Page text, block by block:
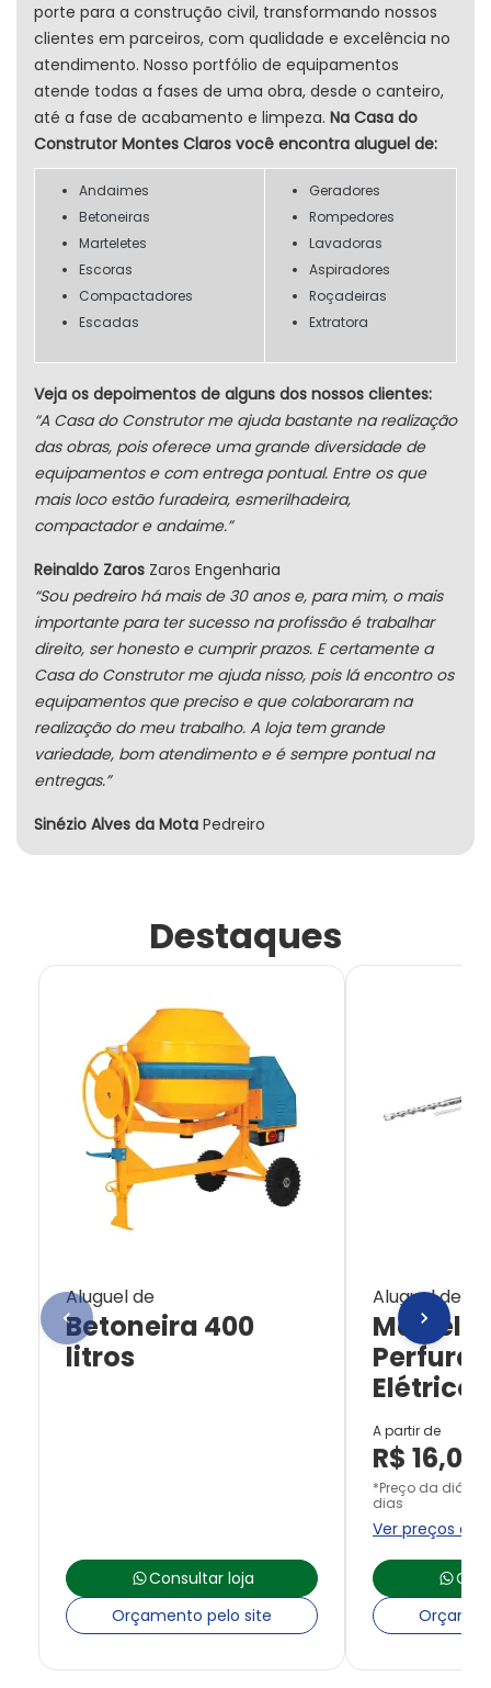
porte para a construção civil, transformando nossos
clientes em parceiros, com qualidade e excelência no
atendimento. Nosso portfólio de equipamentos
atende todas a fases de uma obra, desde o canteiro,
até a fase de acabamento e limpeza. Na Casa do
Construtor Montes Claros você encontra aluguel de:
Andaimes
Betoneiras
Marteletes
Escoras
Compactadores
Escadas
Geradores
Rompedores
Lavadoras
Aspiradores
Roçadeiras
Extratora
Veja os depoimentos de alguns dos nossos clientes:
“A Casa do Construtor me ajuda bastante na realização
das obras, pois oferece uma grande diversidade de
equipamentos e com entrega pontual. Entre os que
mais loco estão furadeira, esmerilhadeira,
compactador e andaime.”
Reinaldo Zaros Zaros Engenharia
“Sou pedreiro há mais de 30 anos e, para mim, o mais
importante para ter sucesso na profissão é trabalhar
direito, ser honesto e cumprir prazos. E certamente a
Casa do Construtor me ajuda nisso, pois lá encontro os
equipamentos que preciso e que colaboraram na
realização do meu trabalho. A loja tem grande
variedade, bom atendimento e é sempre pontual na
entregas.”
Sinézio Alves da Mota Pedreiro
Destaques
Aluguel de
Betoneira 400
litros
Consultar loja
Orçamento pelo site
Aluguel de
Elétrico
A partir de
R$ 16,00
*Preço da diária
dias
Ver preços de